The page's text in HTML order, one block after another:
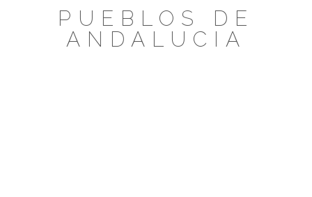
PUEBLOS DE
ANDALUCIA